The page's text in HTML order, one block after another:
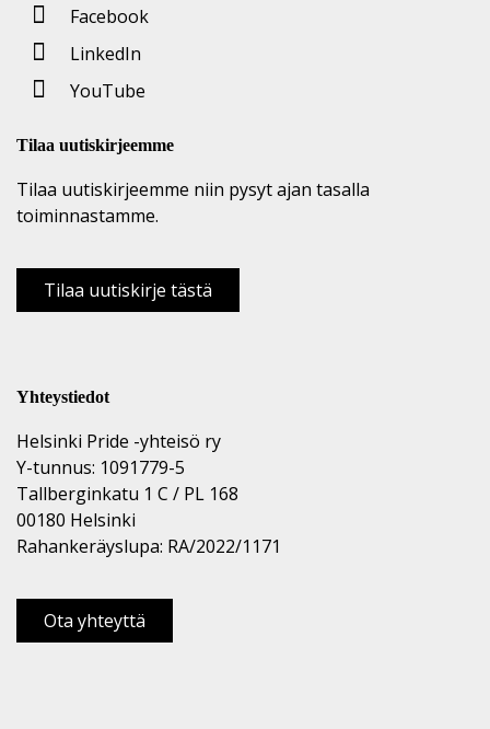
Facebook
LinkedIn
YouTube
Tilaa uutiskirjeemme
Tilaa uutiskirjeemme niin pysyt ajan tasalla
toiminnastamme.
Tilaa uutiskirje tästä
Yhteystiedot
Helsinki Pride -yhteisö ry
Y-tunnus: 1091779-5
Tallberginkatu 1 C / PL 168
00180 Helsinki
Rahankeräyslupa: RA/2022/1171
Ota yhteyttä